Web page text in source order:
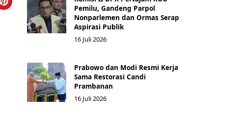
Pemilu, Gandeng Parpol
Nonparlemen dan Ormas Serap
Aspirasi Publik
16 Juli 2026
Prabowo dan Modi Resmi Kerja
Sama Restorasi Candi
Prambanan
16 Juli 2026